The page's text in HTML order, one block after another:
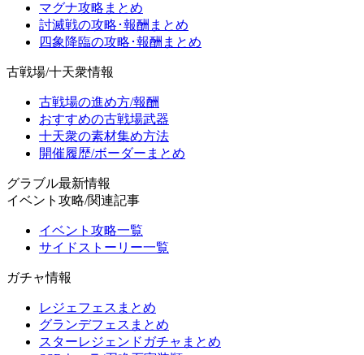
マグナ攻略まとめ
討滅戦の攻略･報酬まとめ
四象降臨の攻略･報酬まとめ
古戦場/十天衆情報
古戦場の進め方/報酬
おすすめの古戦場武器
十天衆の素材集め方法
開催履歴/ボーダーまとめ
グラブル最新情報
イベント攻略/関連記事
イベント攻略一覧
サイドストーリー一覧
ガチャ情報
レジェフェスまとめ
グランデフェスまとめ
スターレジェンドガチャまとめ